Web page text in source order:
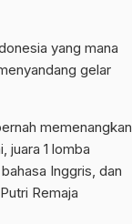
yang mana
gelar
memenangkan
juara 1 lomba
Inggris, dan
Remaja